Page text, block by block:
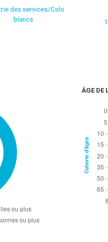
des services/Cols
blancs
ÂGE DE